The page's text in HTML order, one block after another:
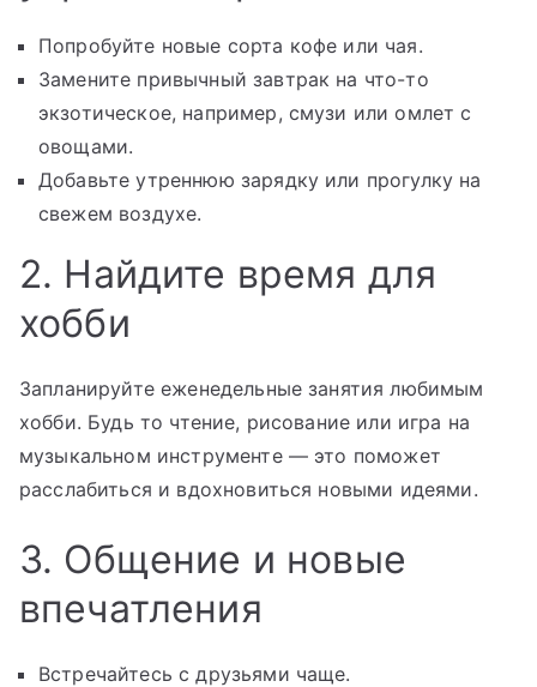
Попробуйте новые сорта кофе или чая.
Замените привычный завтрак на что-то
экзотическое, например, смузи или омлет с
овощами.
Добавьте утреннюю зарядку или прогулку на
свежем воздухе.
2. Найдите время для
хобби
Запланируйте еженедельные занятия любимым
хобби. Будь то чтение, рисование или игра на
музыкальном инструменте — это поможет
расслабиться и вдохновиться новыми идеями.
3. Общение и новые
впечатления
Встречайтесь с друзьями чаще.